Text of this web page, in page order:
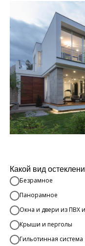
Какой вид
Безрамное
Панорамное
Окна и двери из ПВХ
Крыши и перголы
Гильотинная система